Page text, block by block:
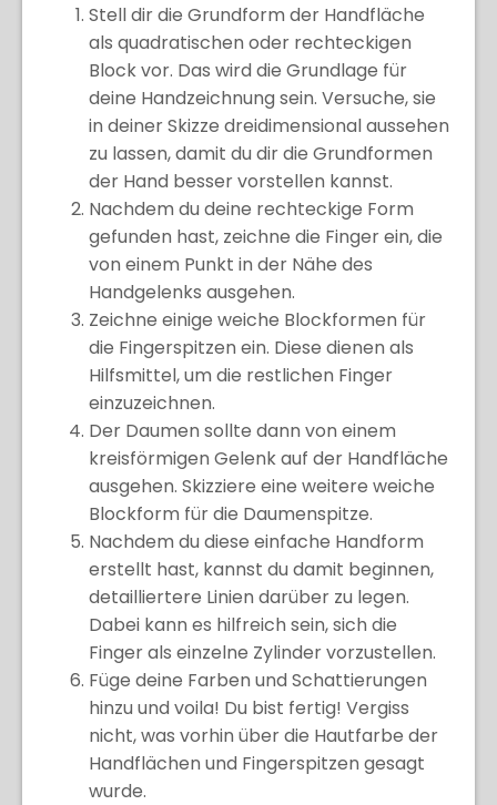
Stell dir die Grundform der Handfläche
als quadratischen oder rechteckigen
Block vor. Das wird die Grundlage für
deine Handzeichnung sein. Versuche, sie
in deiner Skizze dreidimensional aussehen
zu lassen, damit du dir die Grundformen
der Hand besser vorstellen kannst.
Nachdem du deine rechteckige Form
gefunden hast, zeichne die Finger ein, die
von einem Punkt in der Nähe des
Handgelenks ausgehen.
Zeichne einige weiche Blockformen für
die Fingerspitzen ein. Diese dienen als
Hilfsmittel, um die restlichen Finger
einzuzeichnen.
Der Daumen sollte dann von einem
kreisförmigen Gelenk auf der Handfläche
ausgehen. Skizziere eine weitere weiche
Blockform für die Daumenspitze.
Nachdem du diese einfache Handform
erstellt hast, kannst du damit beginnen,
detailliertere Linien darüber zu legen.
Dabei kann es hilfreich sein, sich die
Finger als einzelne Zylinder vorzustellen.
Füge deine Farben und Schattierungen
hinzu und voila! Du bist fertig! Vergiss
nicht, was vorhin über die Hautfarbe der
Handflächen und Fingerspitzen gesagt
wurde.